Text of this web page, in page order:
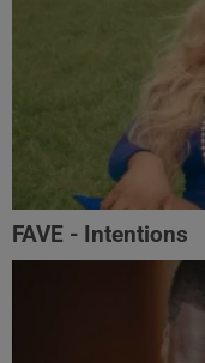
FAVE - Intentions